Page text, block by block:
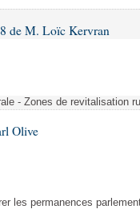
de M. Loïc Kervran
- Zones de revitalisation
Olive
les permanences